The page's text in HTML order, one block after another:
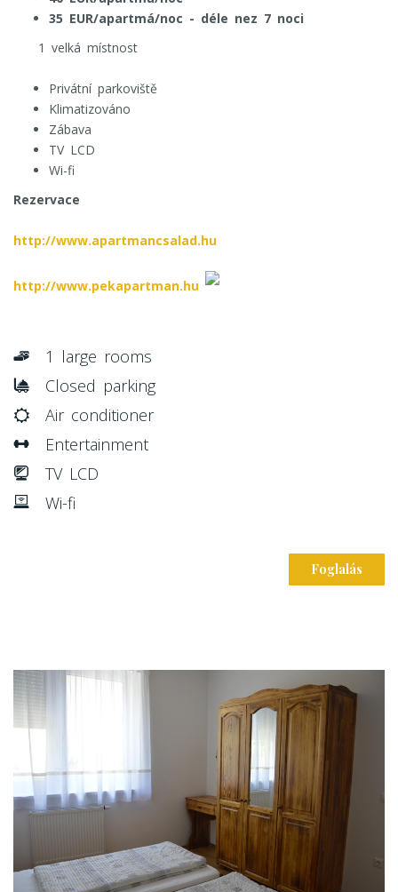
35 EUR/apartmá/noc - déle nez 7 noci
velká místnost
Privátní parkoviště
Klimatizováno
Zábava
TV LCD
Wi-fi
Rezervace
http://www.apartmancsalad.hu
http://www.pekapartman.hu
1 large rooms
Closed parking
Air conditioner
Entertainment
TV LCD
Wi-fi
Foglalás